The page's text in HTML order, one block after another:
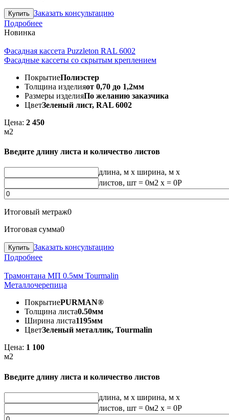
Заказать консультацию
Подробнее
Новинка
Фасадная кассета Puzzleton RAL 6002
Фасадные кассеты со скрытым креплением
ПокрытиеПолиэстер
Толщина изделияот 0,70 до 1,2мм
Размеры изделияПо желанию заказчика
ЦветЗеленый лист, RAL 6002
Цена: 2 450
м2
Введите длину листа и количество листов
длина, м x ширина, м x
листов, шт = 0м2 x = 0Р
Итоговый метраж0
Итоговая сумма0
Заказать консультацию
Подробнее
Трамонтана МП 0.5мм Tourmalin
Металлочерепица
ПокрытиеPURMAN®
Толщина листа0.50мм
Ширина листа1195мм
ЦветЗеленый металлик, Tourmalin
Цена: 1 100
м2
Введите длину листа и количество листов
длина, м x ширина, м x
листов, шт = 0м2 x = 0Р